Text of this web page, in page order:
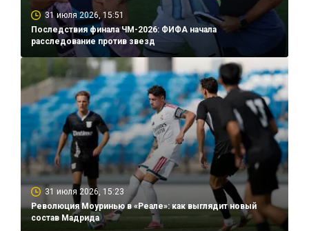
31 июля 2026, 15:51
Последствия финала ЧМ-2026: ФИФА начала
расследование против звезд
31 июля 2026, 15:23
Революция Моуринью в «Реале»: как выглядит новый
состав Мадрида